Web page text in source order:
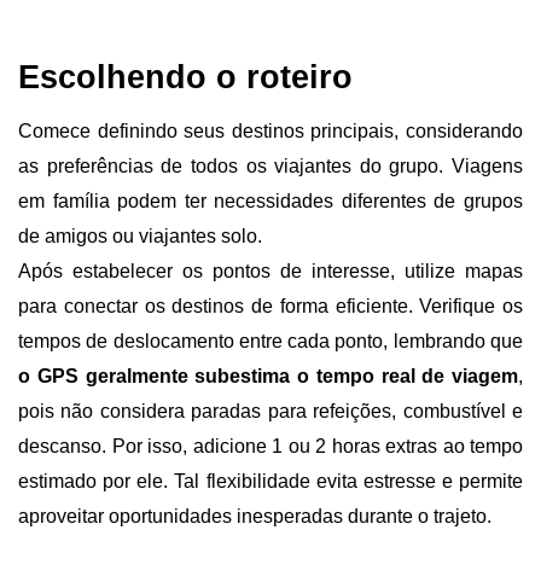
Escolhendo o roteiro
Comece definindo seus destinos principais, considerando
as preferências de todos os viajantes do grupo. Viagens
em família podem ter necessidades diferentes de grupos
de amigos ou viajantes solo.
Após estabelecer os pontos de interesse, utilize mapas
para conectar os destinos de forma eficiente. Verifique os
tempos de deslocamento entre cada ponto, lembrando que
o GPS geralmente subestima o tempo real de viagem,
pois não considera paradas para refeições, combustível e
descanso. Por isso, adicione 1 ou 2 horas extras ao tempo
estimado por ele. Tal flexibilidade evita estresse e permite
aproveitar oportunidades inesperadas durante o trajeto.